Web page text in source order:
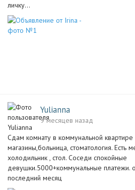
личку…
Yulianna
9 месяцев назад
Сдам комнату в коммунальной
магазины,больница, стоматология. Есть
холодильник , стол. Соседи спокойные
девушки.5000+коммунальные платежи.
последний месяц